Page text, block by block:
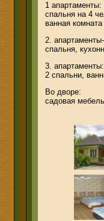
1
спальня на 4
ванная
2.
спальня,
3.
2 спальни,
Во дворе:
садовая